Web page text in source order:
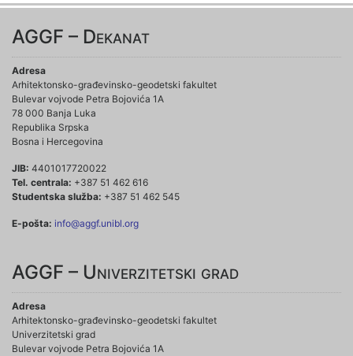
AGGF – Dekanat
Adresa
Arhitektonsko-građevinsko-geodetski fakultet
Bulevar vojvode Petra Bojovića 1A
78 000 Banja Luka
Republika Srpska
Bosna i Hercegovina
JIB: 4401017720022
Tel. centrala: +387 51 462 616
Studentska služba: +387 51 462 545
E-pošta: info@aggf.unibl.org
AGGF – Univerzitetski grad
Adresa
Arhitektonsko-građevinsko-geodetski fakultet
Univerzitetski grad
Bulevar vojvode Petra Bojovića 1A